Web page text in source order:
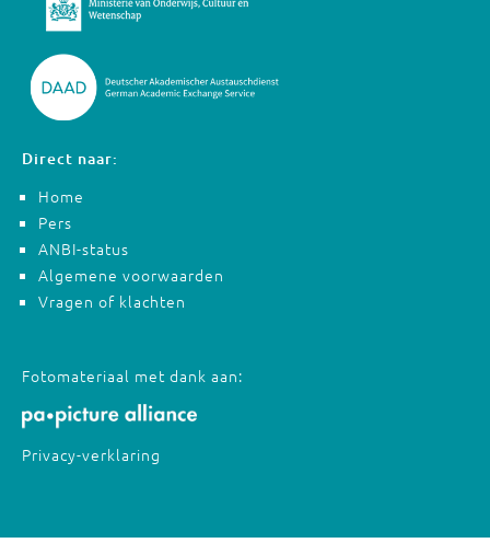
Direct naar:
Home
Pers
ANBI-status
Algemene voorwaarden
Vragen of klachten
Fotomateriaal met dank aan:
Privacy-verklaring